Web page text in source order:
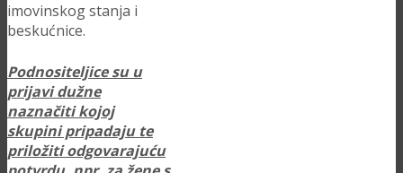
imovinskog stanja i
beskućnice.
Podnositeljice su u
prijavi dužne
naznačiti kojoj
skupini pripadaju te
priložiti odgovarajuću